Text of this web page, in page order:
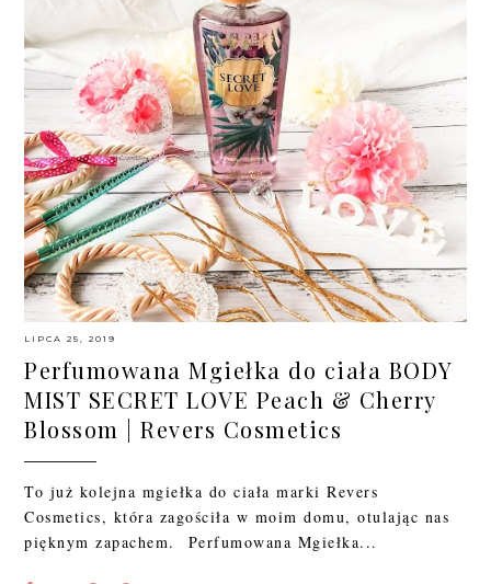
LIPCA 25, 2019
Perfumowana Mgiełka do ciała BODY
MIST SECRET LOVE Peach & Cherry
Blossom | Revers Cosmetics
To już kolejna mgiełka do ciała marki Revers
Cosmetics, która zagościła w moim domu, otulając nas
pięknym zapachem. Perfumowana Mgiełka...